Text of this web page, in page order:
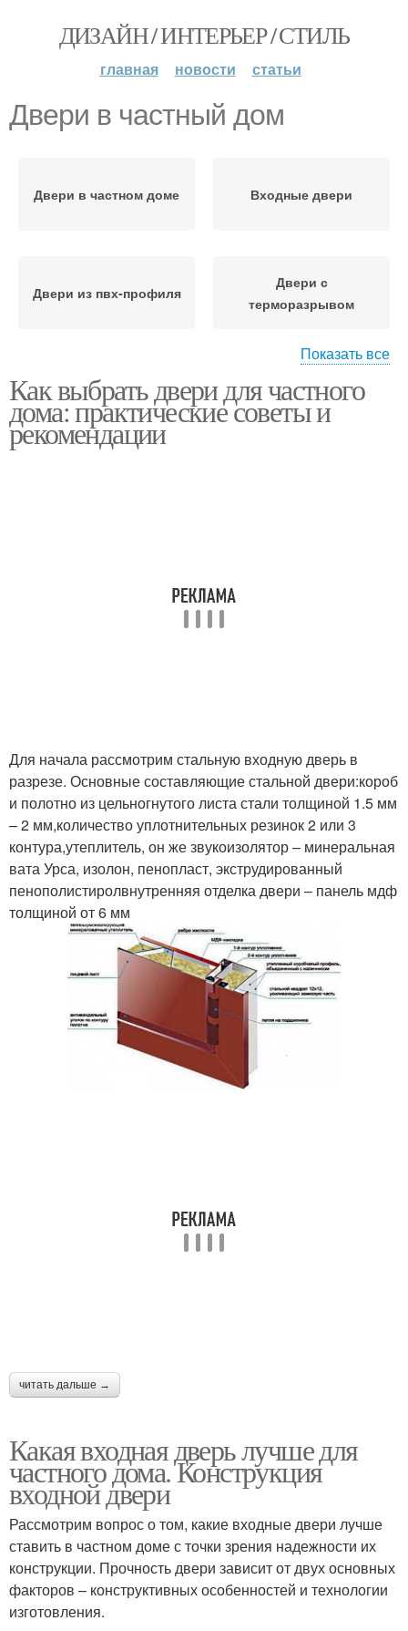
ДИЗАЙН / ИНТЕРЬЕР / СТИЛЬ
главная новости статьи
Двери в частный дом
Двери в частном доме Входные двери
Двери из пвх-профиля
Двери с
терморазрывом
Металлическая дверь Деревянные двери
Дверь в частный дом
Дом со стеклом Стекло для дверей
Двери в дом Пластиковая дверь
Показать все
Как выбрать двери для частного
дома: практические советы и
рекомендации
Для начала рассмотрим стальную входную дверь в
разрезе. Основные составляющие стальной двери:короб
и полотно из цельногнутого листа стали толщиной 1.5 мм
– 2 мм,количество уплотнительных резинок 2 или 3
контура,утеплитель, он же звукоизолятор – минеральная
вата Урса, изолон, пенопласт, экструдированный
пенополистиролвнутренняя отделка двери – панель мдф
толщиной от 6 мм
читать дальше →
Какая входная дверь лучше для
частного дома. Конструкция
входной двери
Рассмотрим вопрос о том, какие входные двери лучше
ставить в частном доме с точки зрения надежности их
конструкции. Прочность двери зависит от двух основных
факторов – конструктивных особенностей и технологии
изготовления.